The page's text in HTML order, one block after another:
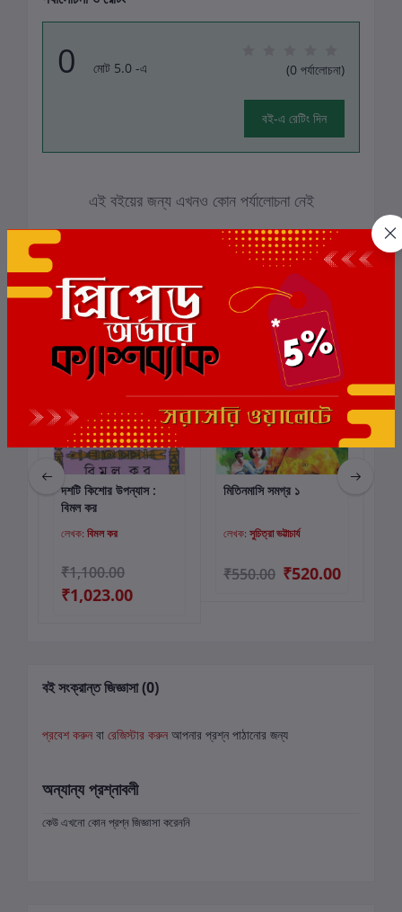
0 মোট 5.0 -এ (0 পর্যালোচনা)
বই-এ রেটিং দিন
এই বইয়ের জন্য এখনও কোন পর্যালোচনা নেই
সংশ্লিষ্ট বই
7%
কার্টে যোগ করুন
দশটি কিশোর উপন্যাস :
বিমল কর
লেখক: বিমল কর
₹1,100.00
₹1,023.00
ছাড়
কার্টে যোগ করুন
মিতিনমাসি সমগ্র ১
লেখক: সুচিত্রা ভট্টাচার্য
₹550.00 ₹520.00
বই সংক্রান্ত জিজ্ঞাসা (0)
প্রবেশ করুন বা রেজিস্টার করুন আপনার প্রশ্ন পাঠানোর জন্য
অন্যান্য প্রশ্নাবলী
কেউ এখনো কোন প্রশ্ন জিজ্ঞাসা করেননি